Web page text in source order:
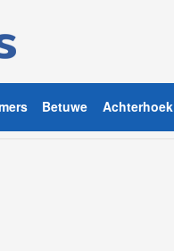
Betuwe Achterhoek